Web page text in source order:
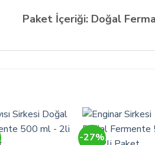
Paket İçeriği: Doğal
-27%